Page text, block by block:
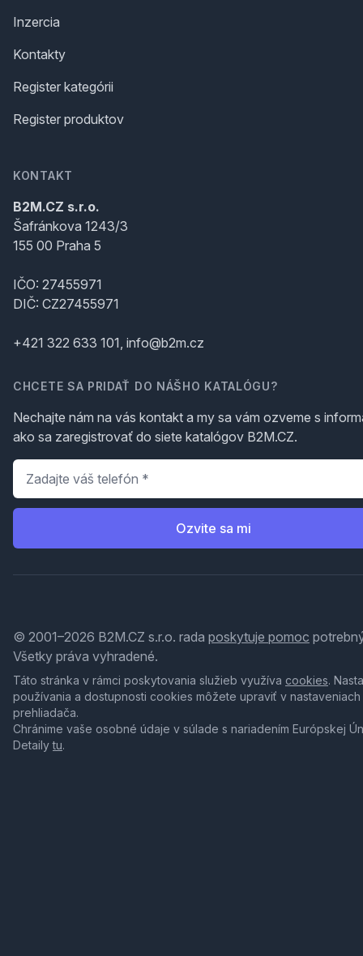
Inzercia
Kontakty
Register kategórii
Register produktov
KONTAKT
B2M.CZ s.r.o.
Šafránkova 1243/3
155 00 Praha 5
IČO: 27455971
DIČ: CZ27455971
+421 322 633 101, info@b2m.cz
CHCETE SA PRIDAŤ DO NÁŠHO KATALÓGU?
Nechajte nám na vás kontakt a my sa vám ozveme s
ako sa zaregistrovať do siete katalógov B2M.CZ.
Telefón
Ozvite sa mi
© 2001–2026 B2M.CZ s.r.o. rada poskytuje pomoc
Všetky práva vyhradené.
Táto stránka v rámci poskytovania služieb využíva cookies.
používania a dostupnosti cookies môžete upraviť v nastaveniach
prehliadača.
Chránime vaše osobné údaje v súlade s nariadením Európskej
Detailytu.